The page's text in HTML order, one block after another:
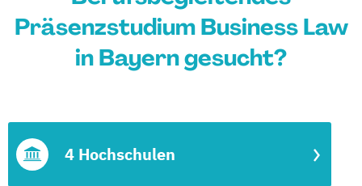
Präsenzstudium Business Law
in Bayern gesucht?
4 Hochschulen